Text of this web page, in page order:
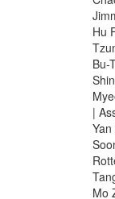
Hu
Bu-
|
Mo